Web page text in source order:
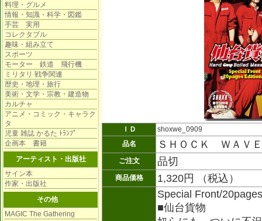
料理・グルメ
情報・知識・科学・図鑑
手芸 実用
コレクタブル
趣味・組み立て
スポーツ
モーター 鉄道 飛行機
ミリタリ 戦争関連
歴史・地理・旅行
美術・文学・宗教・建造物
カルチャ
アニメ・コミック・キャラク
タ
児童 雑誌 かるた ﾄﾗﾝﾌﾟ
企画本 書籍
アーティスト・出版社
サイン本
作家・出版社
その他
MAGIC The Gathering
ＩＤ
shoxwe_0909
品名
ＳＨＯＣＫ ＷＡＶ
ご注文 品切
商品価格 1,320円 （税込）
Special Front/20pages
■仙台貨物